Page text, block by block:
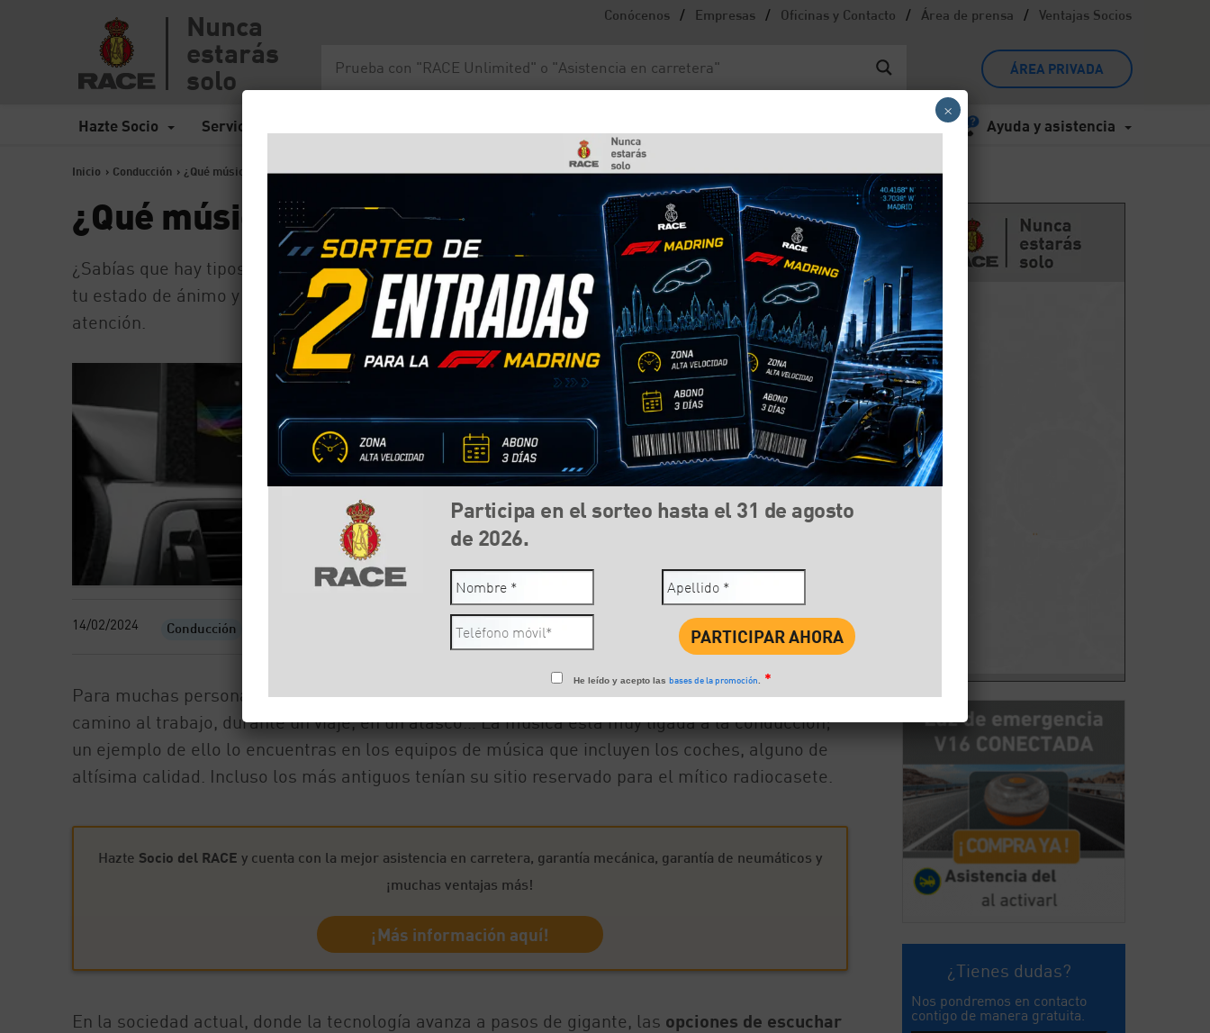
Conócenos / Empresas / Oficinas y Contacto / Área de prensa / Ventajas Socios
Nunca
estarás
solo
ÁREA PRIVADA
Hazte Socio Servicios Ayuda y asistencia
Inicio > Conducción > ¿Qué música es más aconsejable para conducir?
¿Qué música es más aconsejable para conducir?
¿Sabías que hay tipos de música que no son recomendables para conducir? La música influye en
tu estado de ánimo y no hay que olvidar que la conducción es una tarea que requiere de toda tu
atención.
14/02/2024 Conducción Compartir: TwitterWhatsApp
Para muchas personas el coche se convierte en su lugar favorito para escuchar música. De
camino al trabajo, durante un viaje, en un atasco… La música está muy ligada a la conducción;
un ejemplo de ello lo encuentras en los equipos de música que incluyen los coches, alguno de
altísima calidad. Incluso los más antiguos tenían su sitio reservado para el mítico radiocasete.
Hazte Socio del RACE y cuenta con la mejor asistencia en carretera, garantía mecánica, garantía de neumáticos y
¡muchas ventajas más!
¡Más información aquí!
En la sociedad actual, donde la tecnología avanza a pasos de gigante, las opciones de escuchar
¿Tienes dudas?
Nos pondremos en contacto
contigo de manera gratuita.
Participa en el sorteo hasta el 31 de agosto
de 2026.
He leído y acepto lasbases de la promoción. *
×